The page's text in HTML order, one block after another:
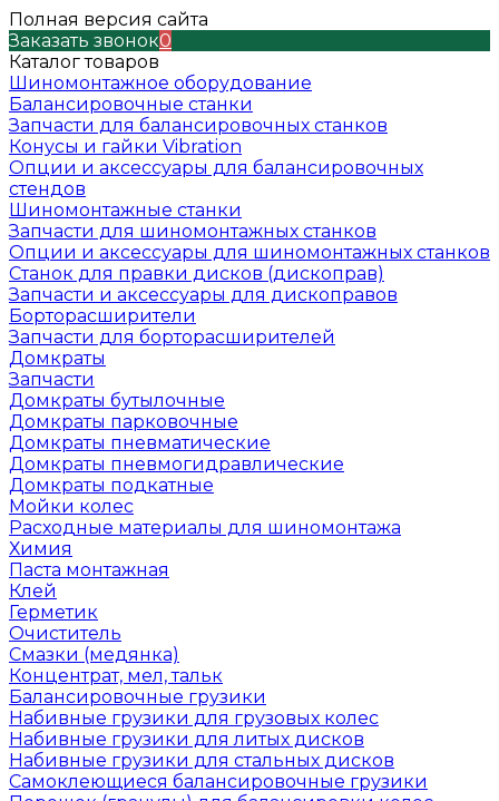
Полная версия сайта
Заказать звонок0
Каталог товаров
Шиномонтажное оборудование
Балансировочные станки
Запчасти для балансировочных станков
Конусы и гайки Vibration
Опции и аксессуары для балансировочных
стендов
Шиномонтажные станки
Запчасти для шиномонтажных станков
Опции и аксессуары для шиномонтажных станков
Станок для правки дисков (дископрав)
Запчасти и аксессуары для дископравов
Борторасширители
Запчасти для борторасширителей
Домкраты
Запчасти
Домкраты бутылочные
Домкраты парковочные
Домкраты пневматические
Домкраты пневмогидравлические
Домкраты подкатные
Мойки колес
Расходные материалы для шиномонтажа
Химия
Паста монтажная
Клей
Герметик
Очиститель
Смазки (медянка)
Концентрат, мел, тальк
Балансировочные грузики
Набивные грузики для грузовых колес
Набивные грузики для литых дисков
Набивные грузики для стальных дисков
Самоклеющиеся балансировочные грузики